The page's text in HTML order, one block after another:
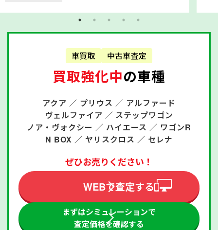
車買取 中古車査定
買取強化中の車種
アクア ／ プリウス ／ アルファード
ヴェルファイア ／ ステップワゴン
ノア・ヴォクシー ／ ハイエース ／ ワゴンR
N BOX ／ ヤリスクロス ／ セレナ
ぜひお売りください！
WEBで査定する
まずはシミュレーションで
査定価格を確認する